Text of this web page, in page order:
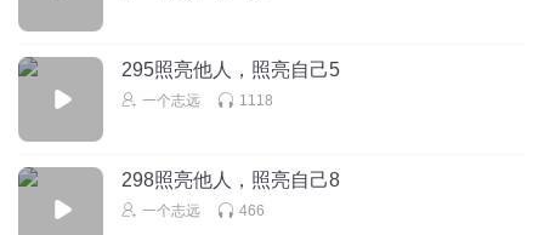
295照亮他人，照亮自己5
一个志远 1118
298照亮他人，照亮自己8
一个志远 466